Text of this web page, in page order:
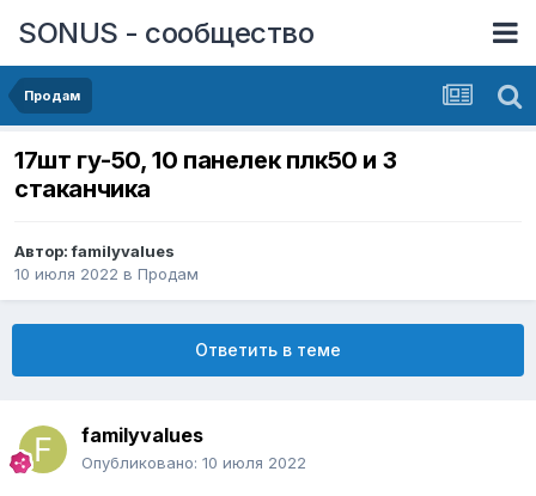
SONUS - сообщество
Продам
17шт гу-50, 10 панелек плк50 и 3
стаканчика
Автор:familyvalues
10 июля 2022 в Продам
Ответить в теме
familyvalues
Опубликовано: 10 июля 2022